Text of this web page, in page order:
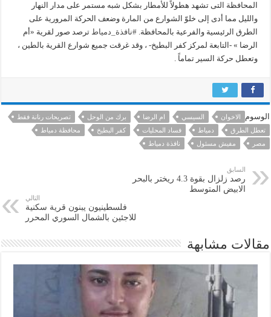
المحافظة التى تشهد هطولاً للأمطار بشكل شبه مستمر على مدار النهار
والليل مما أدى إلى خلوّ الشوارع من المارة وضعف الحركة المرورية على
الطرق الرئيسية والفرعية بالمحافظة.#نافذة_دمياط ترصد صور لقرية «أم
الرضا » -التابعة لمركز كفر البطيخ- ، وقد غرقت جميع شوارع القرية بالطين ،
وتعطل حركة السير تماماً .
الوسوم الاخوان السيسي ام الرضا برك من الوحل
تصريحات رنانة فقط
تعطل الطرق
دمياط فساد المحليات كفر البطيخ
محافظة دمياط
مصر
مفيش مسئول نافذة دمياط
السابق
رصد زلزال بقوة 4.3 ريختر بالبحر
الابيض المتوسط
التالي
فلسطينيون يبنون قرية سكنية
للاجئين بالشمال السوري المحرر
مقالات مشابهة